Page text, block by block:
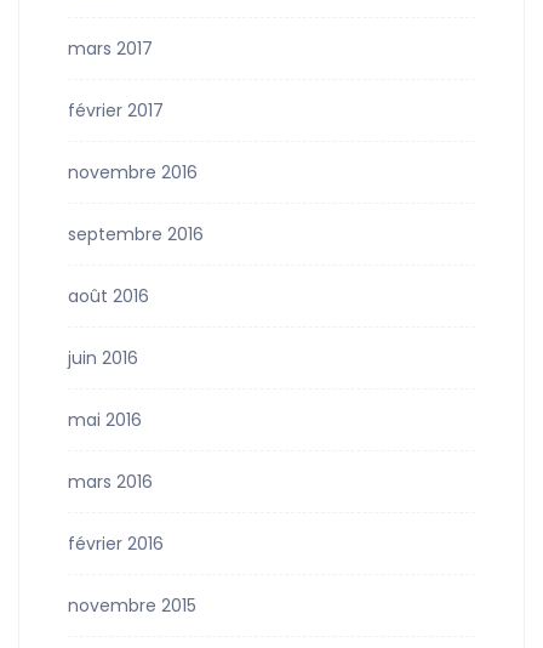
mars 2017
février 2017
novembre 2016
septembre 2016
août 2016
juin 2016
mai 2016
mars 2016
février 2016
novembre 2015